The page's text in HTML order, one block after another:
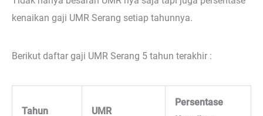
kenaikan gaji UMR Serang setiap tahunnya.
Berikut daftar gaji UMR Serang 5 tahun terakhir :
Tahun UMR
Persentase